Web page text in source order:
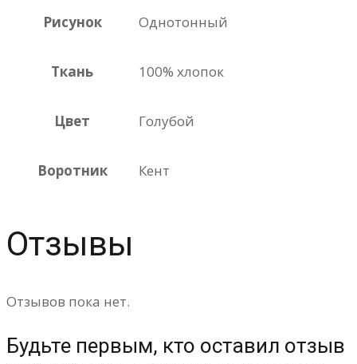
Рисунок Однотонный
Ткань 100% хлопок
Цвет Голубой
Воротник Кент
Отзывы
Отзывов пока нет.
Будьте первым, кто оставил отзыв